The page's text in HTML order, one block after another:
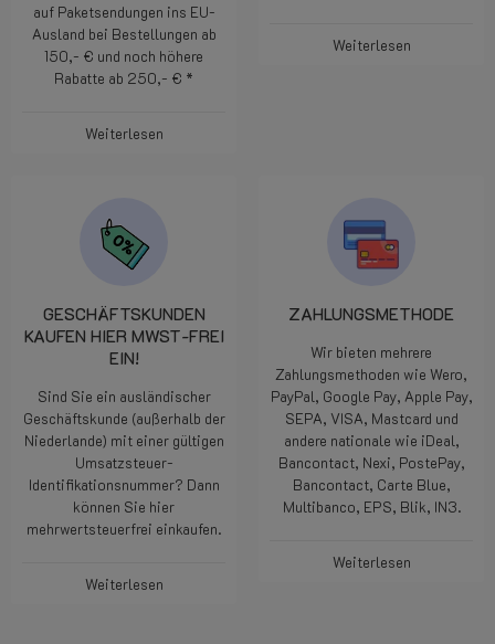
auf Paketsendungen ins EU-
Ausland bei Bestellungen ab
150,- € und noch höhere
Rabatte ab 250,- € *
Weiterlesen
Weiterlesen
GESCHÄFTSKUNDEN
KAUFEN HIER MWST-FREI
EIN!
Sind Sie ein ausländischer
Geschäftskunde (außerhalb der
Niederlande) mit einer gültigen
Umsatzsteuer-
Identifikationsnummer? Dann
können Sie hier
mehrwertsteuerfrei einkaufen.
Weiterlesen
ZAHLUNGSMETHODE
Wir bieten mehrere
Zahlungsmethoden wie Wero,
PayPal, Google Pay, Apple Pay,
SEPA, VISA, Mastcard und
andere nationale wie iDeal,
Bancontact, Nexi, PostePay,
Bancontact, Carte Blue,
Multibanco, EPS, Blik, IN3.
Weiterlesen